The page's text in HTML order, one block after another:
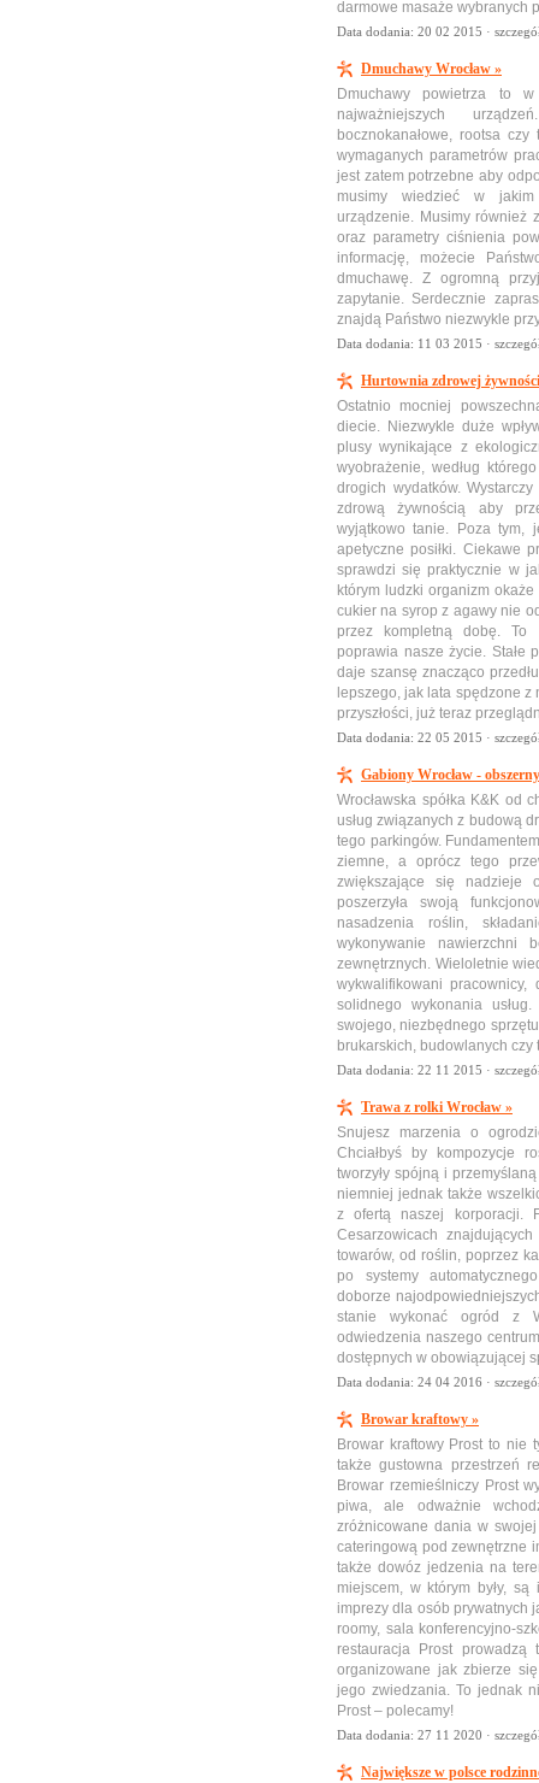
darmowe masaże wybranych
Data dodania: 20 02 2015 ·
Dmuchawy Wrocław »
Dmuchawy powietrza to
najważniejszych
bocznokanałowe, rootsa
wymaganych parametrów
jest zatem potrzebne aby
musimy wiedzieć w jakim
urządzenie. Musimy również
oraz parametry ciśnienia
informację, możecie
dmuchawę. Z ogromną
zapytanie. Serdecznie
znajdą Państwo niezwykle
Data dodania: 11 03 2015 ·
Hurtownia zdrowej
Ostatnio mocniej
diecie. Niezwykle duże
plusy wynikające z
wyobrażenie, według
drogich wydatków.
zdrową żywnością aby
wyjątkowo tanie. Poza tym,
apetyczne posiłki. Ciekawe
sprawdzi się praktycznie w
którym ludzki organizm
cukier na syrop z agawy nie
przez kompletną dobę. To
poprawia nasze życie. Stałe
daje szansę znacząco
lepszego, jak lata spędzone z
przyszłości, już teraz
Data dodania: 22 05 2015 ·
Gabiony Wrocław -
Wrocławska spółka K&K od
usług związanych z budową
tego parkingów.
ziemne, a oprócz tego
zwiększające się nadzieje
poszerzyła swoją
nasadzenia roślin,
wykonywanie nawierzchni
zewnętrznych. Wieloletnie
wykwalifikowani
solidnego wykonania
swojego, niezbędnego
brukarskich, budowlanych czy
Data dodania: 22 11 2015 ·
Trawa z rolki Wrocław »
Snujesz marzenia o
Chciałbyś by kompozycje
tworzyły spójną i
niemniej jednak także
z ofertą naszej korporacji.
Cesarzowicach
towarów, od roślin, poprzez
po systemy
doborze
stanie wykonać ogród z
odwiedzenia naszego
dostępnych w obowiązującej
Data dodania: 24 04 2016 ·
Browar kraftowy »
Browar kraftowy Prost to nie
także gustowna przestrzeń
Browar rzemieślniczy Prost
piwa, ale odważnie
zróżnicowane dania w
cateringową pod zewnętrzne
także dowóz jedzenia na
miejscem, w którym były,
imprezy dla osób prywatnych
roomy, sala konferencyjno-
restauracja Prost prowadzą
organizowane jak zbierze
jego zwiedzania. To jednak
Prost – polecamy!
Data dodania: 27 11 2020 ·
Największe w polsce